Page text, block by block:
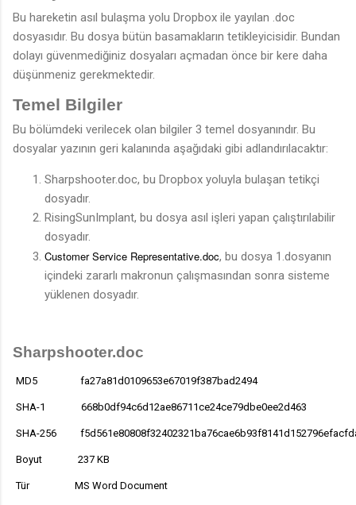
Bu hareketin asıl bulaşma yolu Dropbox ile yayılan .doc
dosyasıdır. Bu dosya bütün basamakların tetikleyicisidir. Bundan
dolayı güvenmediğiniz dosyaları açmadan önce bir kere daha
düşünmeniz gerekmektedir.
Temel Bilgiler
Bu bölümdeki verilecek olan bilgiler 3 temel dosyanındır. Bu
dosyalar yazının geri kalanında aşağıdaki gibi adlandırılacaktır:
Sharpshooter.doc, bu Dropbox yoluyla bulaşan tetikçi
dosyadır.
RisingSunImplant, bu dosya asıl işleri yapan çalıştırılabilir
dosyadır.
Customer Service Representative.doc, bu dosya 1.dosyanın
içindeki zararlı makronun çalışmasından sonra sisteme
yüklenen dosyadır.
Sharpshooter.doc
MD5 fa27a81d0109653e67019f387bad2494
SHA-1 668b0df94c6d12ae86711ce24ce79dbe0ee2d463
SHA-256
Boyut 237 KB
Tür MS Word Document